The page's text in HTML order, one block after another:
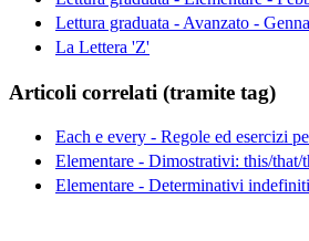
Lettura graduata - Avanzato -
La Lettera 'Z'
Articoli correlati (tramite tag)
Each e every - Regole ed esercizi
Elementare - Dimostrativi: this/that/
Elementare - Determinativi